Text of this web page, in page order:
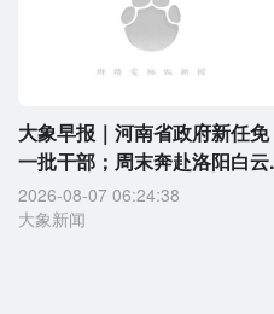
大象早报｜河南省政府新任免
一批干部；周末奔赴洛阳白云
2026-08-07 06:24:38
大象新闻